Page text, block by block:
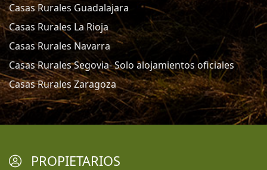
Casas Rurales Guadalajara
Casas Rurales La Rioja
Casas Rurales Navarra
Casas Rurales Segovia- Solo alojamientos oficiales
Casas Rurales Zaragoza
PROPIETARIOS